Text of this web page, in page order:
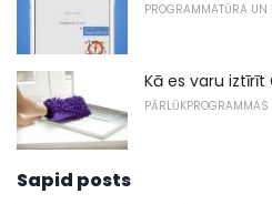
PROGRAMMATŪRA
Kā es varu
PĀRLŪKPROGRAMMAS
Sapid posts